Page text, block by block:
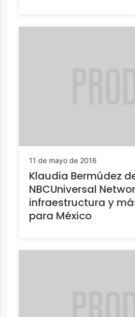
11 de mayo de 2016
Klaudia Bermúdez
NBCUniversal
infraestructura y
para México